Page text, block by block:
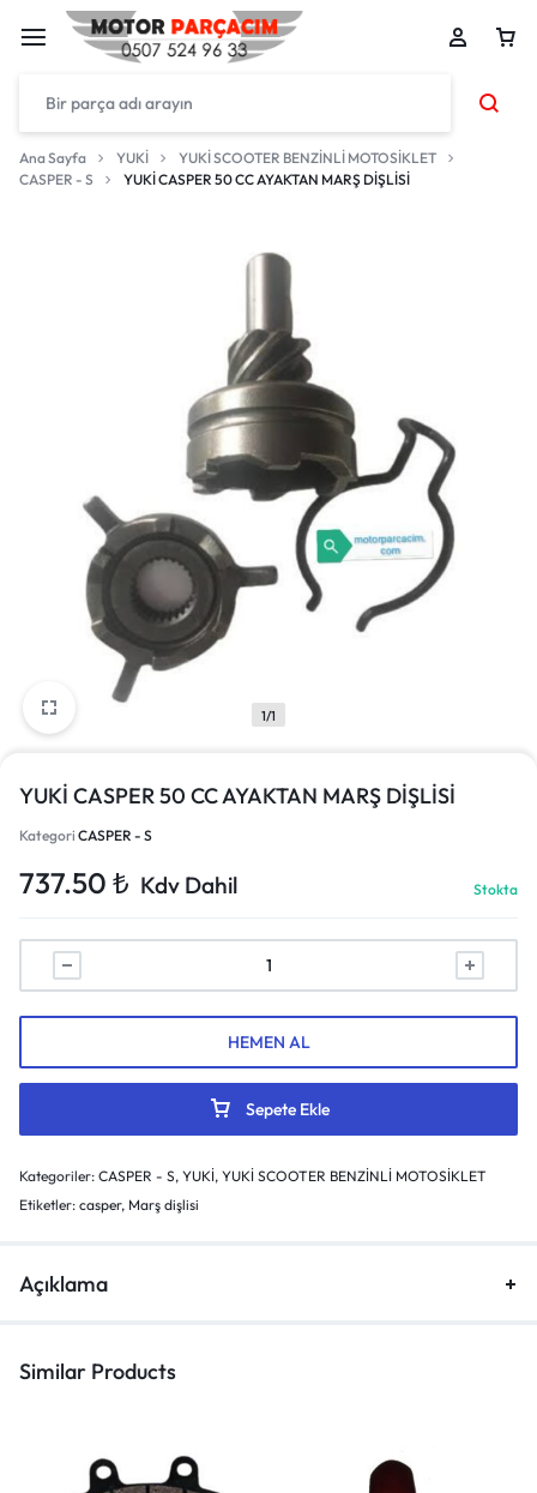
Ana Sayfa YUKİ
YUKİ SCOOTER BENZİNLİ MOTOSİKLET
CASPER - S
YUKİ CASPER 50 CC AYAKTAN MARŞ DİŞLİSİ
1/1
YUKİ CASPER 50 CC AYAKTAN MARŞ DİŞLİSİ
Kategori CASPER - S
737.50 ₺ Kdv Dahil Stokta
Sepete Ekle
HEMEN AL
Kategoriler: CASPER - S, YUKİ, YUKİ SCOOTER BENZİNLİ MOTOSİKLET
Etiketler: casper, Marş dişlisi
Açıklama
Similar Products